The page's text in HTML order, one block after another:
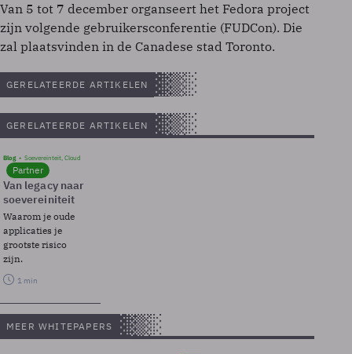
Van 5 tot 7 december organseert het Fedora project
zijn volgende gebruikersconferentie (FUDCon). Die
zal plaatsvinden in de Canadese stad Toronto.
GERELATEERDE ARTIKELEN
GERELATEERDE ARTIKELEN
Blog Soevereinteit, Cloud
Partner
Van legacy naar
soevereiniteit
Waarom je oude
applicaties je
grootste risico
zijn.
1 min
MEER WHITEPAPERS